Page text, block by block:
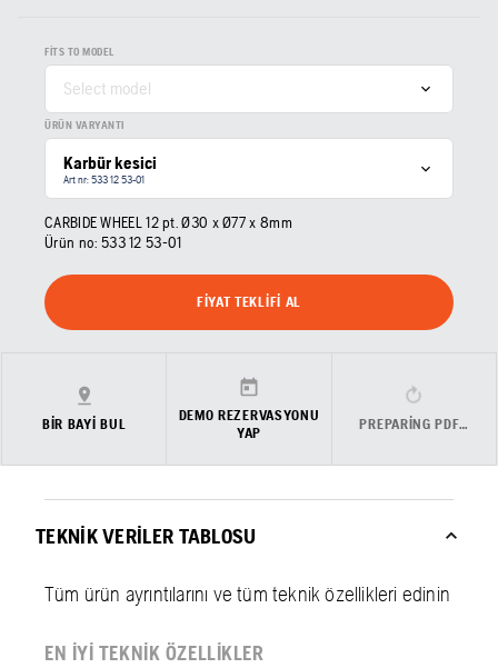
FITS TO MODEL
Select model
ÜRÜN VARYANTI
Karbür kesici
Art nr: 533 12 53‑01
CARBIDE WHEEL 12 pt. Ø30 x Ø77 x 8mm
Ürün no: 533 12 53‑01
FIYAT TEKLIFI AL
BIR BAYI BUL
DEMO REZERVASYONU
YAP
PREPARING PDF…
TEKNIK VERILER TABLOSU
Tüm ürün ayrıntılarını ve tüm teknik özellikleri edinin
EN IYI TEKNIK ÖZELLIKLER